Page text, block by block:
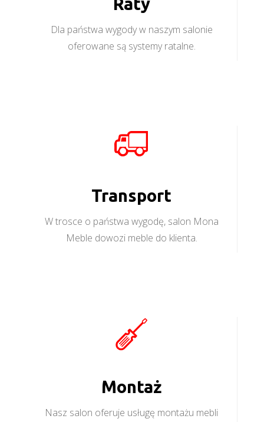
Dla państwa wygody w naszym salonie
oferowane są systemy ratalne.
Transport
W trosce o państwa wygodę, salon Mona
Meble dowozi meble do klienta.
Montaż
Nasz salon oferuje usługę montażu mebli